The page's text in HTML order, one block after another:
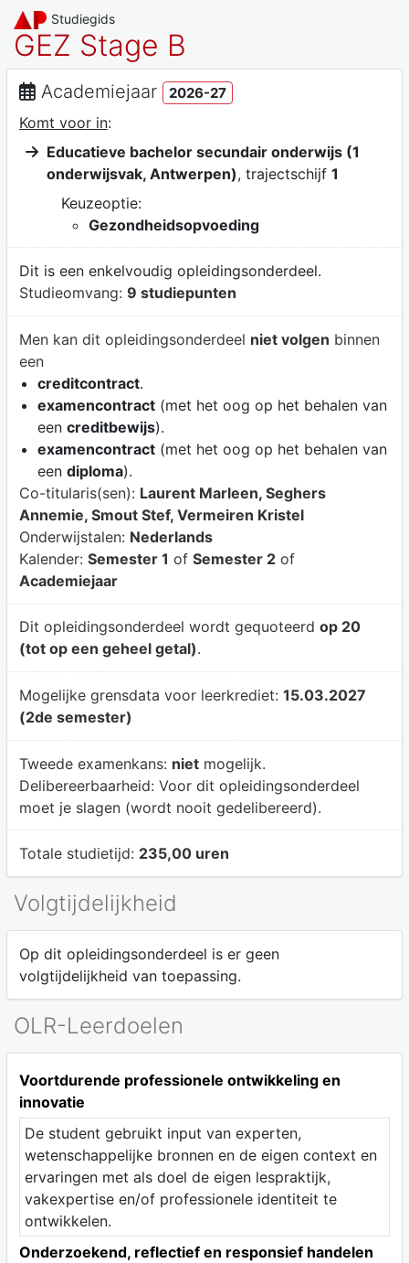
Studiegids
GEZ Stage B
Academiejaar 2026-27
Komt voor in:
Educatieve bachelor secundair onderwijs (1
onderwijsvak, Antwerpen), trajectschijf 1
Keuzeoptie:
Gezondheidsopvoeding
Dit is een enkelvoudig opleidingsonderdeel.
Studieomvang: 9 studiepunten
Men kan dit opleidingsonderdeel niet volgen binnen
een
creditcontract.
examencontract(met het oog op het behalen van
een creditbewijs).
examencontract(met het oog op het behalen van
een diploma).
Co-titularis(sen): Laurent Marleen, Seghers
Annemie, Smout Stef, Vermeiren Kristel
Onderwijstalen: Nederlands
Kalender: Semester 1 of Semester 2of
Academiejaar
Dit opleidingsonderdeel wordt gequoteerd op 20
(tot op een geheel getal).
Mogelijke grensdata voor leerkrediet: 15.03.2027
(2de semester)
Tweede examenkans: nietmogelijk.
Delibereerbaarheid: Voor dit opleidingsonderdeel
moet je slagen (wordt nooit gedelibereerd).
Totale studietijd: 235,00 uren
Volgtijdelijkheid
Op dit opleidingsonderdeel is er geen
volgtijdelijkheid van toepassing.
OLR-Leerdoelen
Voortdurende professionele ontwikkeling en
innovatie
De student gebruikt input van experten,
wetenschappelijke bronnen en de eigen context en
ervaringen met als doel de eigen lespraktijk,
vakexpertise en/of professionele identiteit te
ontwikkelen.
Onderzoekend, reflectief en responsief handelen